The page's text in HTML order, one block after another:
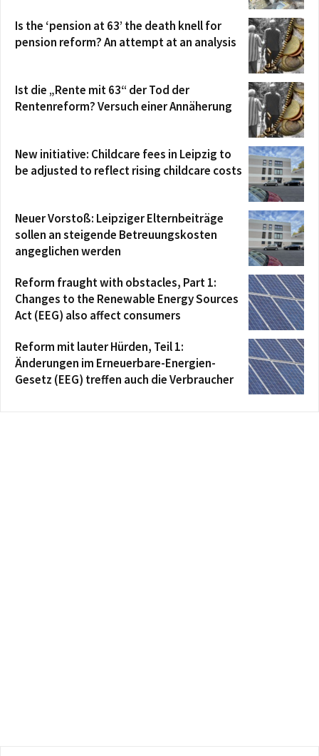
Is the ‘pension at 63’ the death knell for
pension reform? An attempt at an analysis
Ist die „Rente mit 63“ der Tod der
Rentenreform? Versuch einer Annäherung
New initiative: Childcare fees in Leipzig to
be adjusted to reflect rising childcare costs
Neuer Vorstoß: Leipziger Elternbeiträge
sollen an steigende Betreuungskosten
angeglichen werden
Reform fraught with obstacles, Part 1:
Changes to the Renewable Energy Sources
Act (EEG) also affect consumers
Reform mit lauter Hürden, Teil 1:
Änderungen im Erneuerbare-Energien-
Gesetz (EEG) treffen auch die Verbraucher